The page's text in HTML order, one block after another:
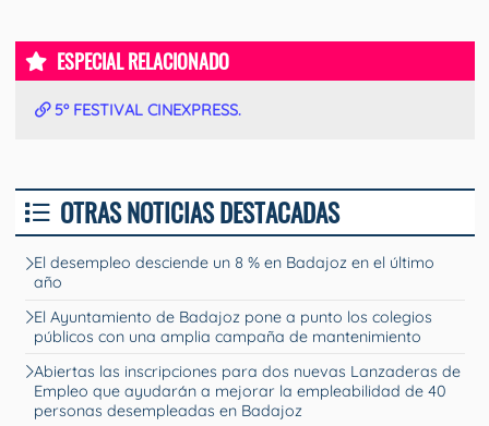
ESPECIAL RELACIONADO
5º FESTIVAL CINEXPRESS.
OTRAS NOTICIAS DESTACADAS
El desempleo desciende un 8 % en Badajoz en el último
año
El Ayuntamiento de Badajoz pone a punto los colegios
públicos con una amplia campaña de mantenimiento
Abiertas las inscripciones para dos nuevas Lanzaderas de
Empleo que ayudarán a mejorar la empleabilidad de 40
personas desempleadas en Badajoz